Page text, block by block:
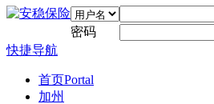
密码
快捷导航
首页Portal
加州